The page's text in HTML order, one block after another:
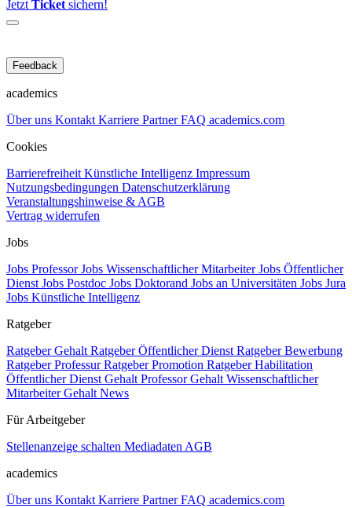
JetztTicketsichern!
Feedback
academics
Über uns KontaktKarriere PartnerFAQ academics.com
Cookies
BarrierefreiheitKünstliche Intelligenz Impressum
Nutzungsbedingungen Datenschutzerklärung
Veranstaltungshinweise & AGB
Vertrag widerrufen
Jobs
Jobs ProfessorJobs Wissenschaftlicher MitarbeiterJobs Öffentlicher
DienstJobs Postdoc Jobs Doktorand Jobs an Universitäten Jobs Jura
Jobs Künstliche Intelligenz
Ratgeber
Ratgeber GehaltRatgeber Öffentlicher DienstRatgeber Bewerbung
Ratgeber ProfessurRatgeber Promotion Ratgeber Habilitation
Öffentlicher Dienst GehaltProfessor GehaltWissenschaftlicher
Mitarbeiter GehaltNews
Für Arbeitgeber
Stellenanzeige schalten MediadatenAGB
academics
Über uns KontaktKarriere PartnerFAQ academics.com